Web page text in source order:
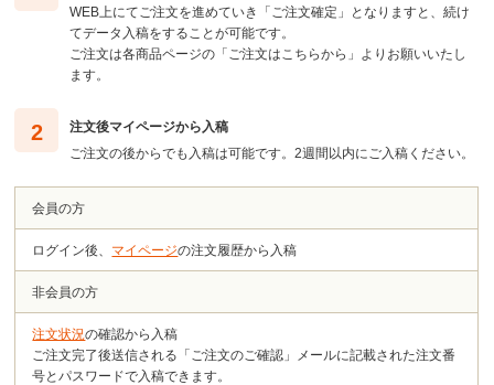
WEB上にてご注文を進めていき「ご注文確定」となりますと、続け
てデータ入稿をすることが可能です。
ご注文は各商品ページの「ご注文はこちらから」よりお願いいたし
ます。
注文後マイページから入稿
ご注文の後からでも入稿は可能です。2週間以内にご入稿ください。
会員の方
ログイン後、 マイページの注文履歴から入稿
非会員の方
注文状況の確認から入稿
ご注文完了後送信される「ご注文のご確認」メールに記載された注文番
号とパスワードで入稿できます。